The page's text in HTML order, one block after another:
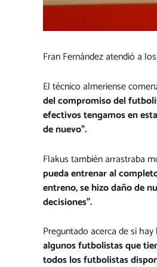
Fran Fernández atendió a
El técnico almeriense
del compromiso del
efectivos tengamos en
de nuevo”.
Flakus también arrastraba
pueda entrenar al
entreno, se hizo daño de
decisiones”.
Preguntado acerca de si
algunos futbolistas que
todos los futbolistas